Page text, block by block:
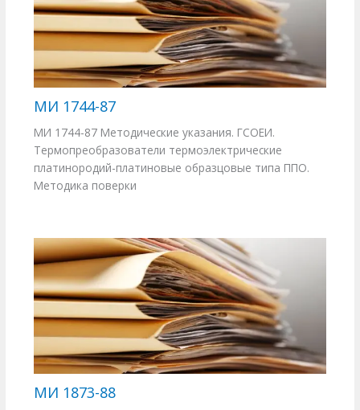
МИ 1744-87
МИ 1744-87 Методические указания. ГСОЕИ.
Термопреобразователи термоэлектрические
платинородий-платиновые образцовые типа ППО.
Методика поверки
МИ 1873-88